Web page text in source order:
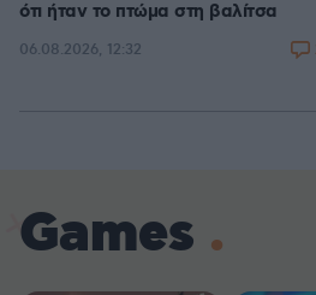
ότι ήταν το πτώμα στη βαλίτσα
06.08.2026, 12:32
Games